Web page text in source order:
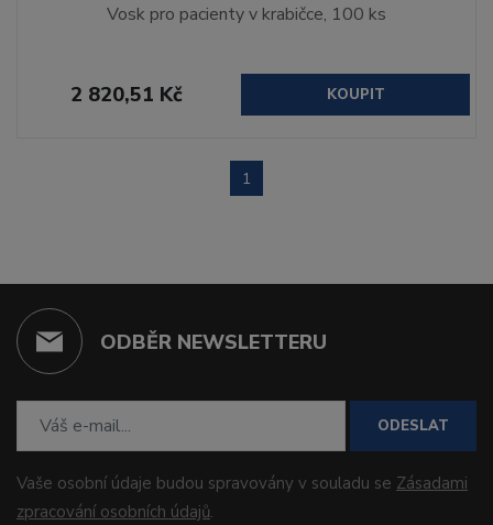
Vosk pro pacienty v krabičce, 100 ks
2 820,51 Kč KOUPIT
1
ODBĚR NEWSLETTERU
ODESLAT
Vaše osobní údaje budou spravovány v souladu se Zásadami
zpracování osobních údajů.